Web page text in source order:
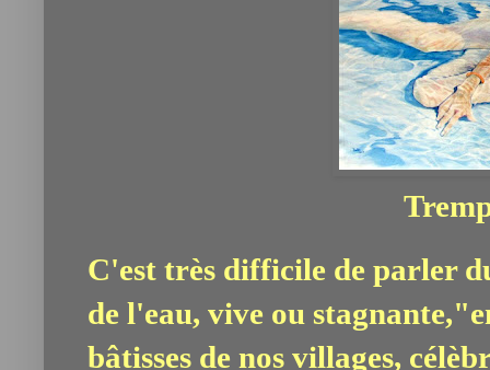
C'est très difficile de parler
de l'eau, vive ou
bâtisses de nos villages,